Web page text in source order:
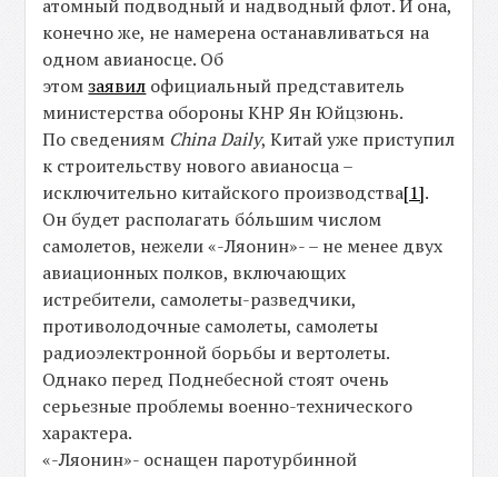
атомный подводный и надводный флот. И она,
конечно же, не намерена останавливаться на
одном авианосце. Об
этомзаявил официальный представитель
министерства обороны КНР Ян Юйцзюнь.
По сведениям ChinaDaily, Китай уже приступил
к строительству нового авианосца –
исключительно китайского производства[1].
Он будет располагать бóльшим числом
самолетов, нежели «-Ляонин»- – не менее двух
авиационных полков, включающих
истребители, самолеты-разведчики,
противолодочные самолеты, самолеты
радиоэлектронной борьбы и вертолеты.
Однако перед Поднебесной стоят очень
серьезные проблемы военно-технического
характера.
«-Ляонин»- оснащен паротурбинной